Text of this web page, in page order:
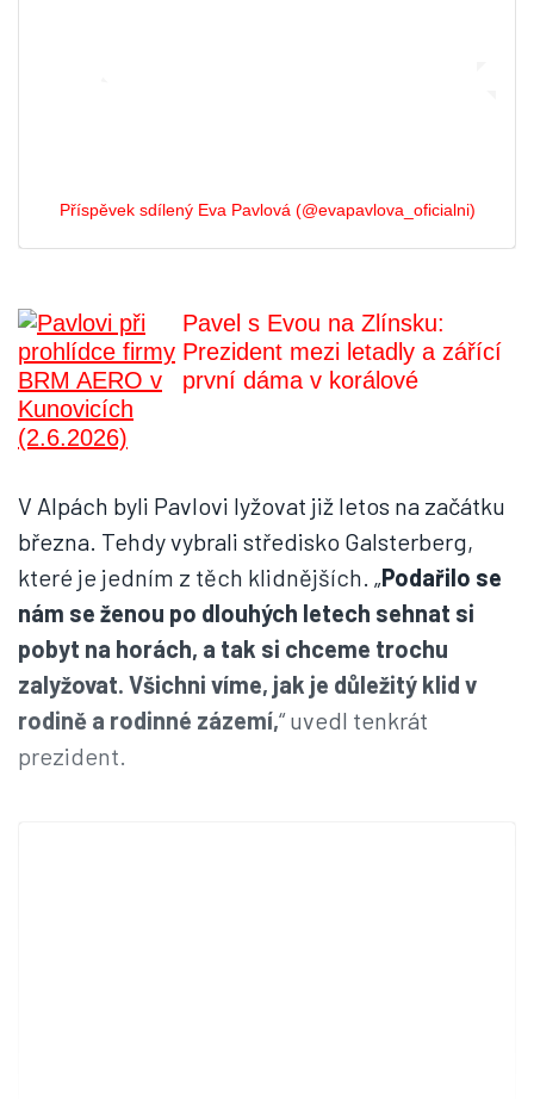
Příspěvek sdílený Eva Pavlová (@evapavlova_oficialni)
Pavel s Evou na Zlínsku:
Prezident mezi letadly a zářící
první dáma v korálové
V Alpách byli Pavlovi lyžovat již letos na začátku
března. Tehdy vybrali středisko Galsterberg,
které je jedním z těch klidnějších. „Podařilo se
nám se ženou po dlouhých letech sehnat si
pobyt na horách, a tak si chceme trochu
zalyžovat. Všichni víme, jak je důležitý klid v
rodině a rodinné zázemí,“ uvedl tenkrát
prezident.